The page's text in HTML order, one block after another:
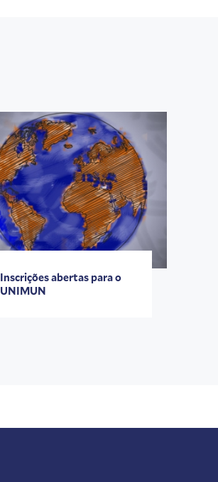
Inscrições abertas para o
UNIMUN